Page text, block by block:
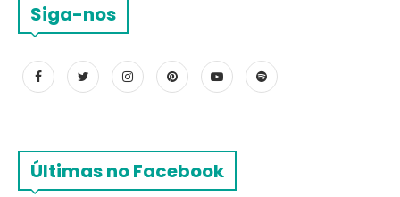
Siga-nos
Últimas no Facebook